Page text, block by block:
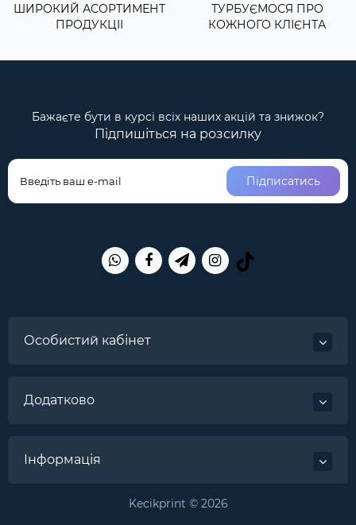
ШИРОКИЙ АСОРТИМЕНТ
ПРОДУКЦІІ
ТУРБУЄМОСЯ ПРО
КОЖНОГО КЛІЄНТА
Бажаєте бути в курсі всіх наших акцій та знижок?
Підпишіться на розсилку
Підписатись
Особистий кабінет
Додатково
Інформація
Kecikprint © 2026